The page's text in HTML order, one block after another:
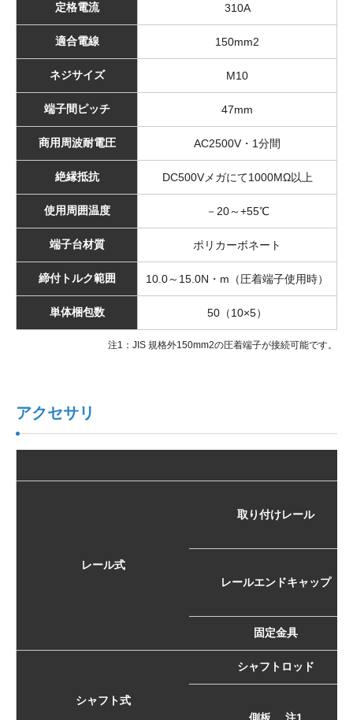
定格電流 310A
適合電線 150mm2
ネジサイズ M10
端子間ピッチ 47mm
商用周波耐電圧 AC2500V・1分間
絶縁抵抗 DC500Vメガにて1000MΩ以上
使用周囲温度 －20～+55℃
端子台材質 ポリカーボネート
締付トルク範囲 10.0～15.0N・m（圧着端子使用時）
単体梱包数 50（10×5）
注1：JIS 規格外150mm2の圧着端子が接続可能です。
アクセサリ
レール式
取り付けレール
レールエンドキャップ
固定金具
シャフト式
シャフトロッド